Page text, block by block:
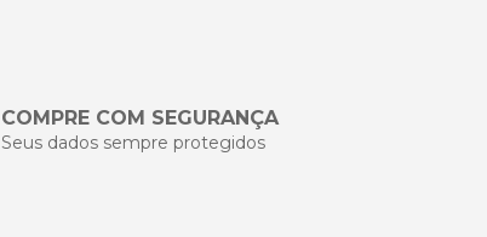
COMPRE COM SEGURANÇA
Seus dados sempre protegidos